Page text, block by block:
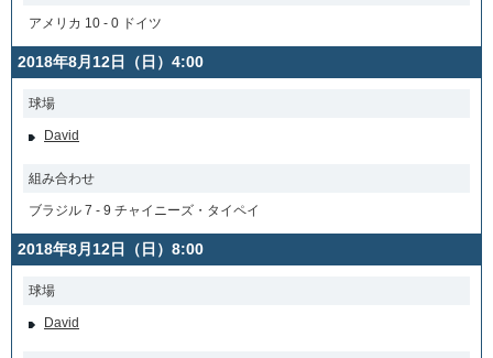
アメリカ 10 - 0 ドイツ
2018年8月12日（日）4:00
球場
David
組み合わせ
ブラジル 7 - 9 チャイニーズ・タイペイ
2018年8月12日（日）8:00
球場
David